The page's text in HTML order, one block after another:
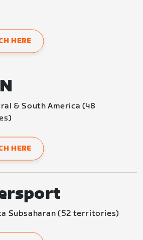
HERE
& South America (48
HERE
Subsaharan (52 territories)